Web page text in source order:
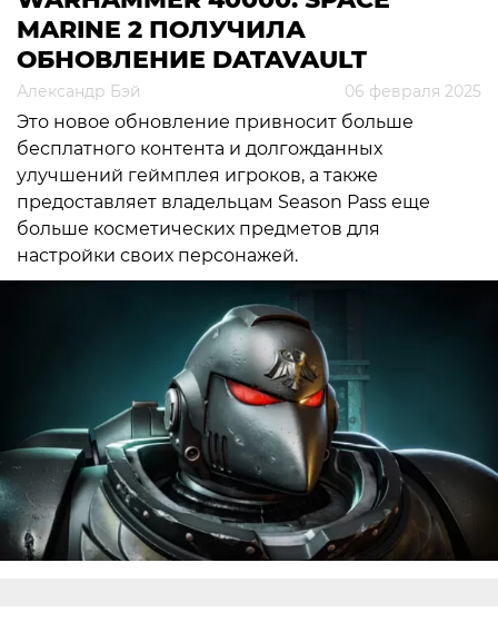
MARINE 2 ПОЛУЧИЛА
ОБНОВЛЕНИЕ DATAVAULT
Александр Бэй 06 февраля 2025
Это новое обновление привносит больше
бесплатного контента и долгожданных
улучшений геймплея игроков, а также
предоставляет владельцам Season Pass еще
больше косметических предметов для
настройки своих персонажей.